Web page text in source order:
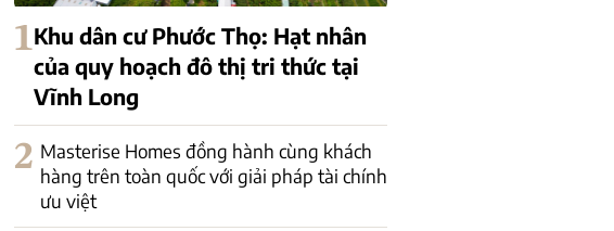
1Khu dân cư Phước Thọ: Hạt nhân
của quy hoạch đô thị tri thức tại
Vĩnh Long
2 Masterise Homes đồng hành cùng khách
hàng trên toàn quốc với giải pháp tài chính
ưu việt